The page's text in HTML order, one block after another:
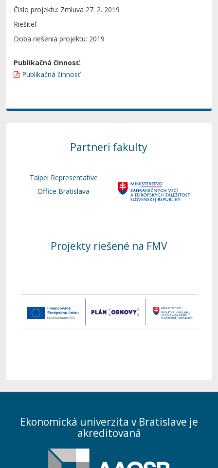
Číslo projektu: Zmluva 27. 2. 2019
Riešiteľ
Doba riešenia projektu: 2019
Publikačná činnosť:
Publikačná činnosť
Partneri fakulty
Taipei Representative
Office Bratislava
Projekty riešené na FMV
Ekonomická univerzita v Bratislave je
akreditovaná